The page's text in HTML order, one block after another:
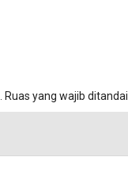
Ruas yang wajib ditandai